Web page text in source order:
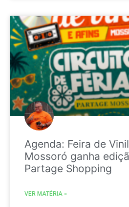
Agenda: Feira de
Mossoró ganha
Partage Shopping
VER MATÉRIA »